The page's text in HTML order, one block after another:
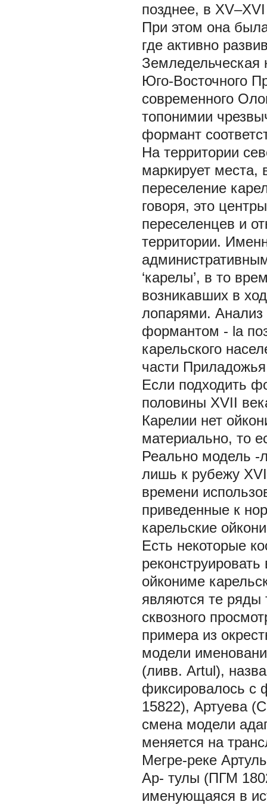
позднее, в
При этом она
где активно
Земледельческая
Юго-Восточного
современного
топонимии
формант
На территории
маркирует места,
переселение
говоря, это
переселенцев и
территории.
‘карелы’, в то
возникавших в
лопарями. Анализ
формантом - la
карельского
части
Если подходить
половины XVII
Карелии нет
материально, то
Реально модель -
лишь к рубежу
времени
приведенные к
карельские
Есть некоторые
ойкониме
являются те ряды
сквозного
примера из
модели
(ливв. Artul),
фиксировалось с
15822), Артуева
смена модели
меняется на
Мегре-реке
Ар- тулы (ПГМ
именующаяся в